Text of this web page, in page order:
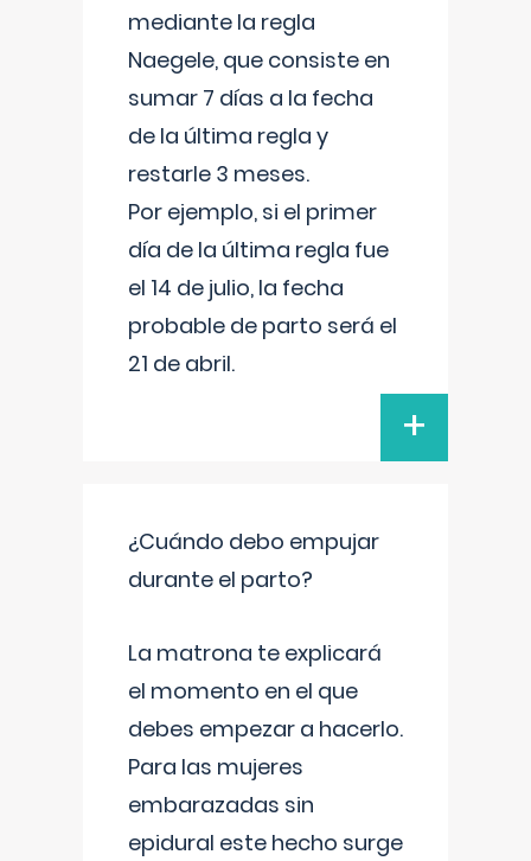
mediante la regla
Naegele, que consiste en
sumar 7 días a la fecha
de la última regla y
restarle 3 meses.
Por ejemplo, si el primer
día de la última regla fue
el 14 de julio, la fecha
probable de parto será el
21 de abril.
+
¿Cuándo debo empujar
durante el parto?
La matrona te explicará
el momento en el que
debes empezar a hacerlo.
Para las mujeres
embarazadas sin
epidural este hecho surge